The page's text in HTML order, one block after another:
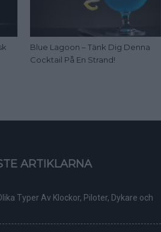
Blue Lagoon – Tänk Dig Denna
Cocktail På En Strand!
ARTIKLARNA
Typer Av Klockor, Piloter, Dykare och